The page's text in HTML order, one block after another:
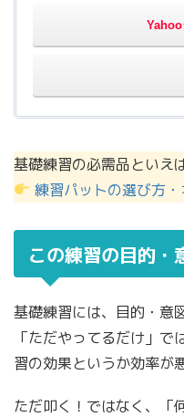
基礎練習の必需品といえ
練習パットの選び方
この練習の目的・
基礎練習には、目的・意
「ただやってるだけ」
習の効果というか効率が
ただ叩く！ではなく、「